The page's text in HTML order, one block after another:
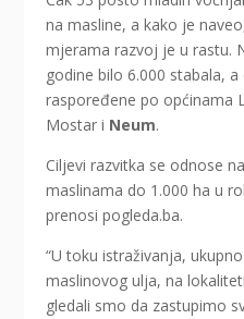
na masline, a kako je
mjerama razvoj je u rastu.
godine bilo 6.000 stabala,
raspoređene po općinama
Mostar i Neum.
Ciljevi razvitka se odnose
maslinama do 1.000 ha u
prenosi pogleda.ba.
“U toku istraživanja,
maslinovog ulja, na
gledali smo da zastupimo